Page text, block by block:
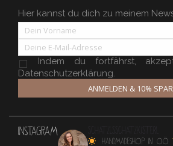
Hier kannst du dich zu meinem
Indem du fortfährst,
Datenschutzerklärung.
ANMELDEN & 10%
INSTAGRAM
HANDMADESHOP in OÖ